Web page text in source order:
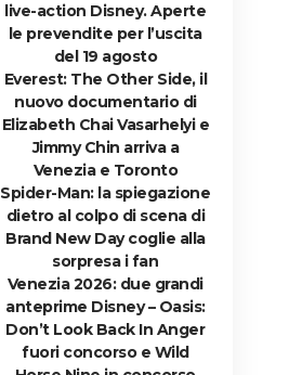
live-action Disney. Aperte
le prevendite per l’uscita
del 19 agosto
Everest: The Other Side, il
nuovo documentario di
Elizabeth Chai Vasarhelyi e
Jimmy Chin arriva a
Venezia e Toronto
Spider-Man: la spiegazione
dietro al colpo di scena di
Brand New Day coglie alla
sorpresa i fan
Venezia 2026: due grandi
anteprime Disney – Oasis:
Don’t Look Back In Anger
fuori concorso e Wild